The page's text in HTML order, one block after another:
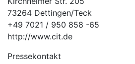
73264 Dettingen/Teck
+49 7021 / 950 858 -65
http://www.cit.de
Pressekontakt